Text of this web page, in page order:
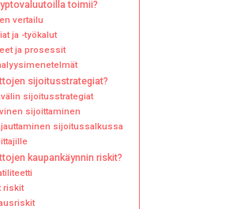
toimii?
vertailu
ja -työkalut
ja prosessit
sijoitusstrategiat?
sijoitusstrategiat
sijoittaminen
sijoitussalkussa
kaupankäynnin riskit?
riskit